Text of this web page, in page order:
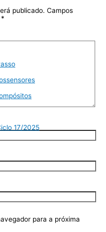
17/2025
publicado. Campos
*
para a próxima